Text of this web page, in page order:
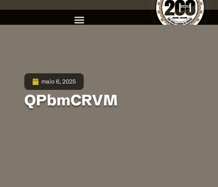
maio 6, 2025
QPbmCRVM